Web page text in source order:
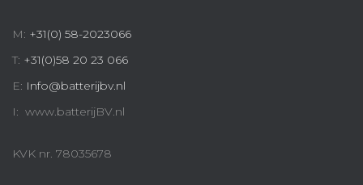
M: +31(0) 58-2023066
T: +31(0)58 20 23 066
E: Info@batterijbv.nl
I: www.batterijBV.nl
KVK nr. 78035678